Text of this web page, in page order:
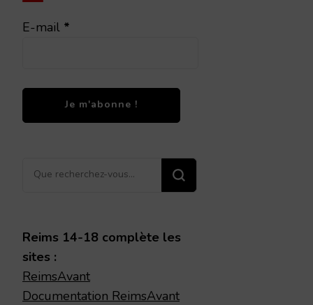
E-mail *
Vous
Reims 14-18 complète les
sites :
ReimsAvant
Documentation ReimsAvant